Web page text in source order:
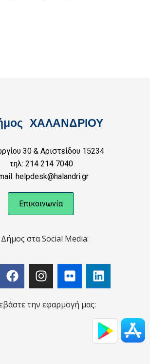
30 & Αριστείδου 15234
τηλ: 214 214 7040
helpdesk@halandri.gr
Επικοινωνία
στα Social Media:
την εφαρμογή μας: